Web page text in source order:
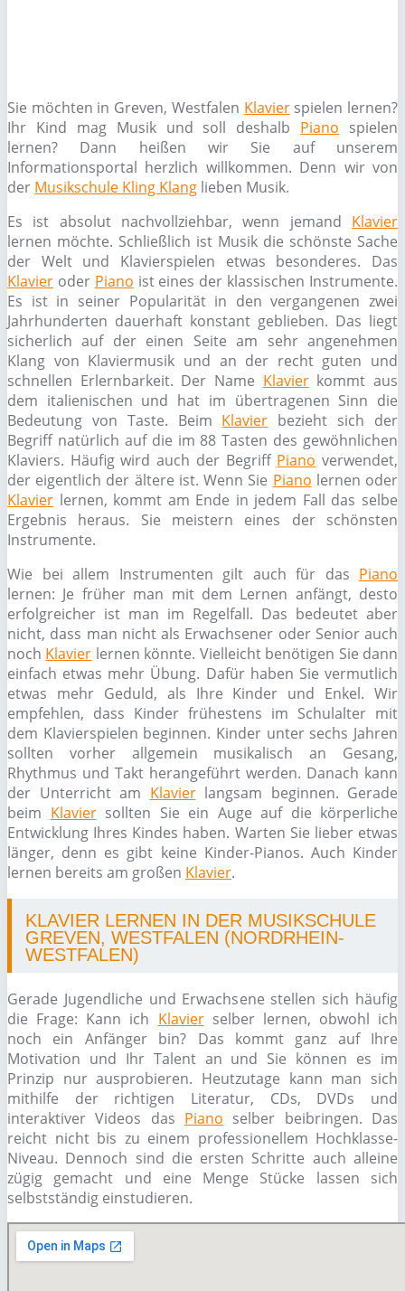
Sie möchten in Greven, Westfalen Klavierspielen lernen?
Ihr Kind mag Musik und soll deshalb Piano spielen
lernen? Dann heißen wir Sie auf unserem
Informationsportal herzlich willkommen. Denn wir von
der Musikschule Kling Klang lieben Musik.
Es ist absolut nachvollziehbar, wenn jemand Klavier
lernen möchte. Schließlich ist Musik die schönste Sache
der Welt und Klavierspielen etwas besonderes. Das
Klavier oder Piano ist eines der klassischen Instrumente.
Es ist in seiner Popularität in den vergangenen zwei
Jahrhunderten dauerhaft konstant geblieben. Das liegt
sicherlich auf der einen Seite am sehr angenehmen
Klang von Klaviermusik und an der recht guten und
schnellen Erlernbarkeit. Der Name Klavierkommt aus
dem italienischen und hat im übertragenen Sinn die
Bedeutung von Taste. Beim Klavier bezieht sich der
Begriff natürlich auf die im 88 Tasten des gewöhnlichen
Klaviers. Häufig wird auch der Begriff Piano verwendet,
der eigentlich der ältere ist. Wenn Sie Piano lernen oder
Klavier lernen, kommt am Ende in jedem Fall das selbe
Ergebnis heraus. Sie meistern eines der schönsten
Instrumente.
Wie bei allem Instrumenten gilt auch für das Piano
lernen: Je früher man mit dem Lernen anfängt, desto
erfolgreicher ist man im Regelfall. Das bedeutet aber
nicht, dass man nicht als Erwachsener oder Senior auch
noch Klavier lernen könnte. Vielleicht benötigen Sie dann
einfach etwas mehr Übung. Dafür haben Sie vermutlich
etwas mehr Geduld, als Ihre Kinder und Enkel. Wir
empfehlen, dass Kinder frühestens im Schulalter mit
dem Klavierspielen beginnen. Kinder unter sechs Jahren
sollten vorher allgemein musikalisch an Gesang,
Rhythmus und Takt herangeführt werden. Danach kann
der Unterricht am Klavierlangsam beginnen. Gerade
beim Klaviersollten Sie ein Auge auf die körperliche
Entwicklung Ihres Kindes haben. Warten Sie lieber etwas
länger, denn es gibt keine Kinder-Pianos. Auch Kinder
lernen bereits am großen Klavier.
KLAVIER LERNEN IN DER MUSIKSCHULE
GREVEN, WESTFALEN (NORDRHEIN-
WESTFALEN)
Gerade Jugendliche und Erwachsene stellen sich häufig
die Frage: Kann ich Klavierselber lernen, obwohl ich
noch ein Anfänger bin? Das kommt ganz auf Ihre
Motivation und Ihr Talent an und Sie können es im
Prinzip nur ausprobieren. Heutzutage kann man sich
mithilfe der richtigen Literatur, CDs, DVDs und
interaktiver Videos das Piano selber beibringen. Das
reicht nicht bis zu einem professionellem Hochklasse-
Niveau. Dennoch sind die ersten Schritte auch alleine
zügig gemacht und eine Menge Stücke lassen sich
selbstständig einstudieren.